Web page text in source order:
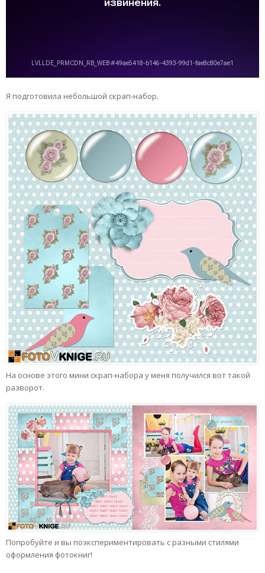
Я подготовила небольшой скрап-набор.
На основе этого мини скрап-набора у меня получился вот такой
разворот.
Попробуйте и вы поэкспериментировать с разными стилями
оформления фотокниг!